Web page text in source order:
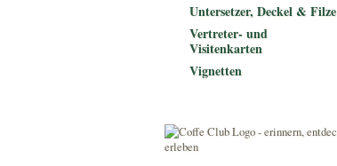
Untersetzer, Deckel & Filze
Vertreter- und
Visitenkarten
Vignetten